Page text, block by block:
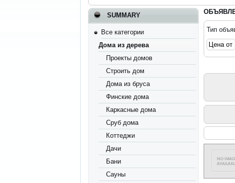
SUMMARY
Все категории
Дома из дерева
Проекты домов
Строить дом
Дома из бруса
Финские дома
Каркасные дома
Сруб дома
Коттеджи
Дачи
Бани
Сауны
Тип